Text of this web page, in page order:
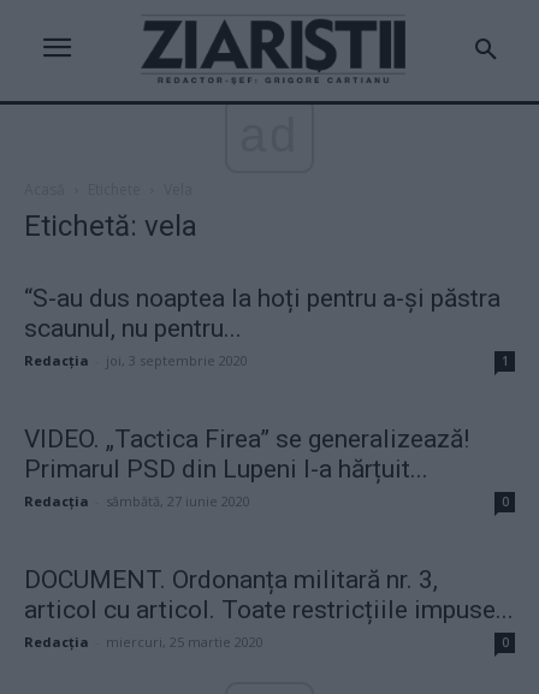
Etichetă: vela
“S-au dus noaptea la hoți pentru a-și păstra
scaunul, nu pentru...
Redacţia joi, 3 septembrie 2020 1
VIDEO. „Tactica Firea” se generalizează!
Primarul PSD din Lupeni l-a hărțuit...
Redacţia sâmbătă, 27 iunie 2020 0
DOCUMENT. Ordonanța militară nr. 3,
articol cu articol. Toate restricțiile impuse...
Redacţia miercuri, 25 martie 2020 0